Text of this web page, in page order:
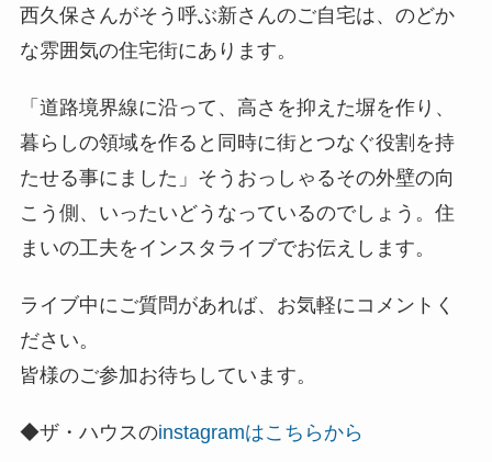
西久保さんがそう呼ぶ新さんのご自宅は、のどか
な雰囲気の住宅街にあります。
「道路境界線に沿って、高さを抑えた塀を作り、
暮らしの領域を作ると同時に街とつなぐ役割を持
たせる事にました」そうおっしゃるその外壁の向
こう側、いったいどうなっているのでしょう。住
まいの工夫をインスタライブでお伝えします。
ライブ中にご質問があれば、お気軽にコメントく
ださい。
皆様のご参加お待ちしています。
◆ザ・ハウスのinstagramはこちらから